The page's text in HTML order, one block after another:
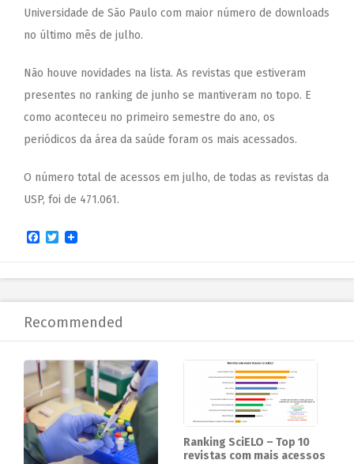
Universidade de São Paulo com maior número de downloads
no último mês de julho.
Não houve novidades na lista. As revistas que estiveram
presentes no ranking de junho se mantiveram no topo. E
como aconteceu no primeiro semestre do ano, os
periódicos da área da saúde foram os mais acessados.
O número total de acessos em julho, de todas as revistas da
USP, foi de 471.061.
Facebook
Twitter
Recommended
Ranking SciELO – Top 10
revistas com mais acessos